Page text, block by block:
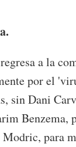
a la
por el
sin Dani
Benzema,
para